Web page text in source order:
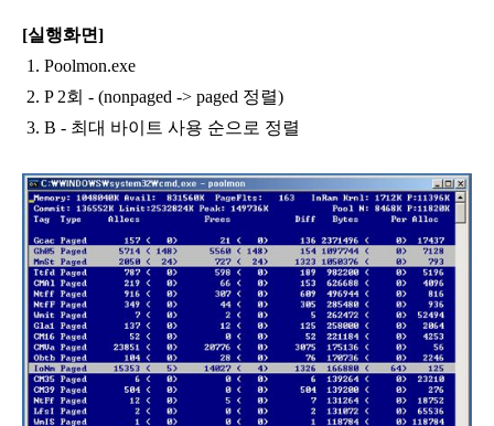
[실행화면]
1. Poolmon.exe
2. P 2회 - (nonpaged -> paged 정렬)
3. B - 최대 바이트 사용 순으로 정렬